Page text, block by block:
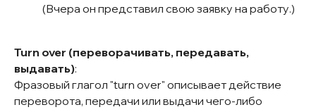
(Вчера он представил свою заявку на работу.)
Turn over (переворачивать, передавать,
выдавать):
Фразовый глагол "turn over" описывает действие
переворота, передачи или выдачи чего-либо